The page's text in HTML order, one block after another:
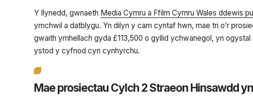
Y llynedd, gwnaeth Media Cymru a Ffilm Cymru Wales ddewis
ymchwil a datblygu. Yn dilyn y cam cyntaf hwn, mae tri o’r
gwaith ymhellach gyda £113,500 o gyllid ychwanegol, yn
ystod y cyfnod cyn cynhyrchu.
Mae prosiectau Cylch 2 Straeon Hinsawdd